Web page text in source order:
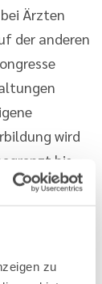
zu
Ärzten
der anderen
wird
bis
gültigen
erhöht.